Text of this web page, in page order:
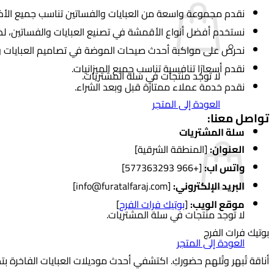
لا توجد منتجات في سلة المشتريات.
العودة إلى المتجر
سلة المشتريات
لا توجد منتجات في سلة المشتريات.
العودة إلى المتجر
نقدم مجموعة واسعة من العبايات والفساتين تناسب جميع
نستخدم أفضل أنواع الأقمشة في تصنيع العبايات والفساتين،
نحرص على مواكبة أحدث صيحات الموضة في تصاميم العبايات
نقدم أسعارًا تنافسية تناسب جميع الميزانيات.
نقدم خدمة عملاء ممتازة قبل وبعد الشراء.
تواصل معنا:
العنوان:[المنطقة الشرقية]
واتس اب:[+966 577363293]
البريد الإلكتروني:[info@furatalfaraj.com]
موقع الويب:[بوتيك فرات الفرج]
بوتيك فرات الفرج
أناقة تُبهر وتُلهم حضوركِ. اكتشفي أحدث موديلات العبايات الفاخرة